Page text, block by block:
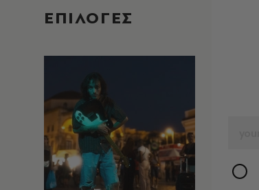
EΠΙΛΟΓΈΣ